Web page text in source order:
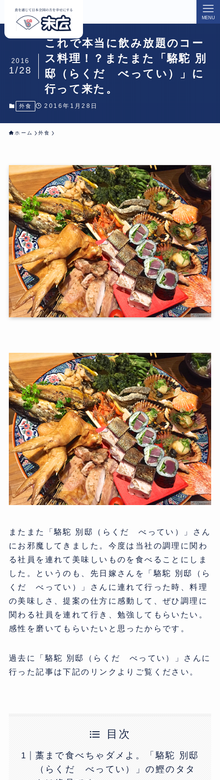
MENU
これで本当に飲み放題のコー
ス料理！？またまた「駱駝 別
邸（らくだ べってい）」に
行って来た。
2016
1/28
外食 2016年1月28日
ホーム 外食
またまた「駱駝 別邸（らくだ べってい）」さん
にお邪魔してきました。今度は当社の調理に関わ
る社員を連れて美味しいものを食べることにしま
した。というのも、先日嫁さんを「駱駝 別邸（ら
くだ べってい）」さんに連れて行った時、料理
の美味しさ、提案の仕方に感動して、ぜひ調理に
関わる社員を連れて行き、勉強してもらいたい。
感性を磨いてもらいたいと思ったからです。
過去に「駱駝 別邸（らくだ べってい）」さんに
行った記事は下記のリンクよりご覧ください。
目次
藁まで食べちゃダメよ。「駱駝 別邸
（らくだ べってい）」の鰹のタタ